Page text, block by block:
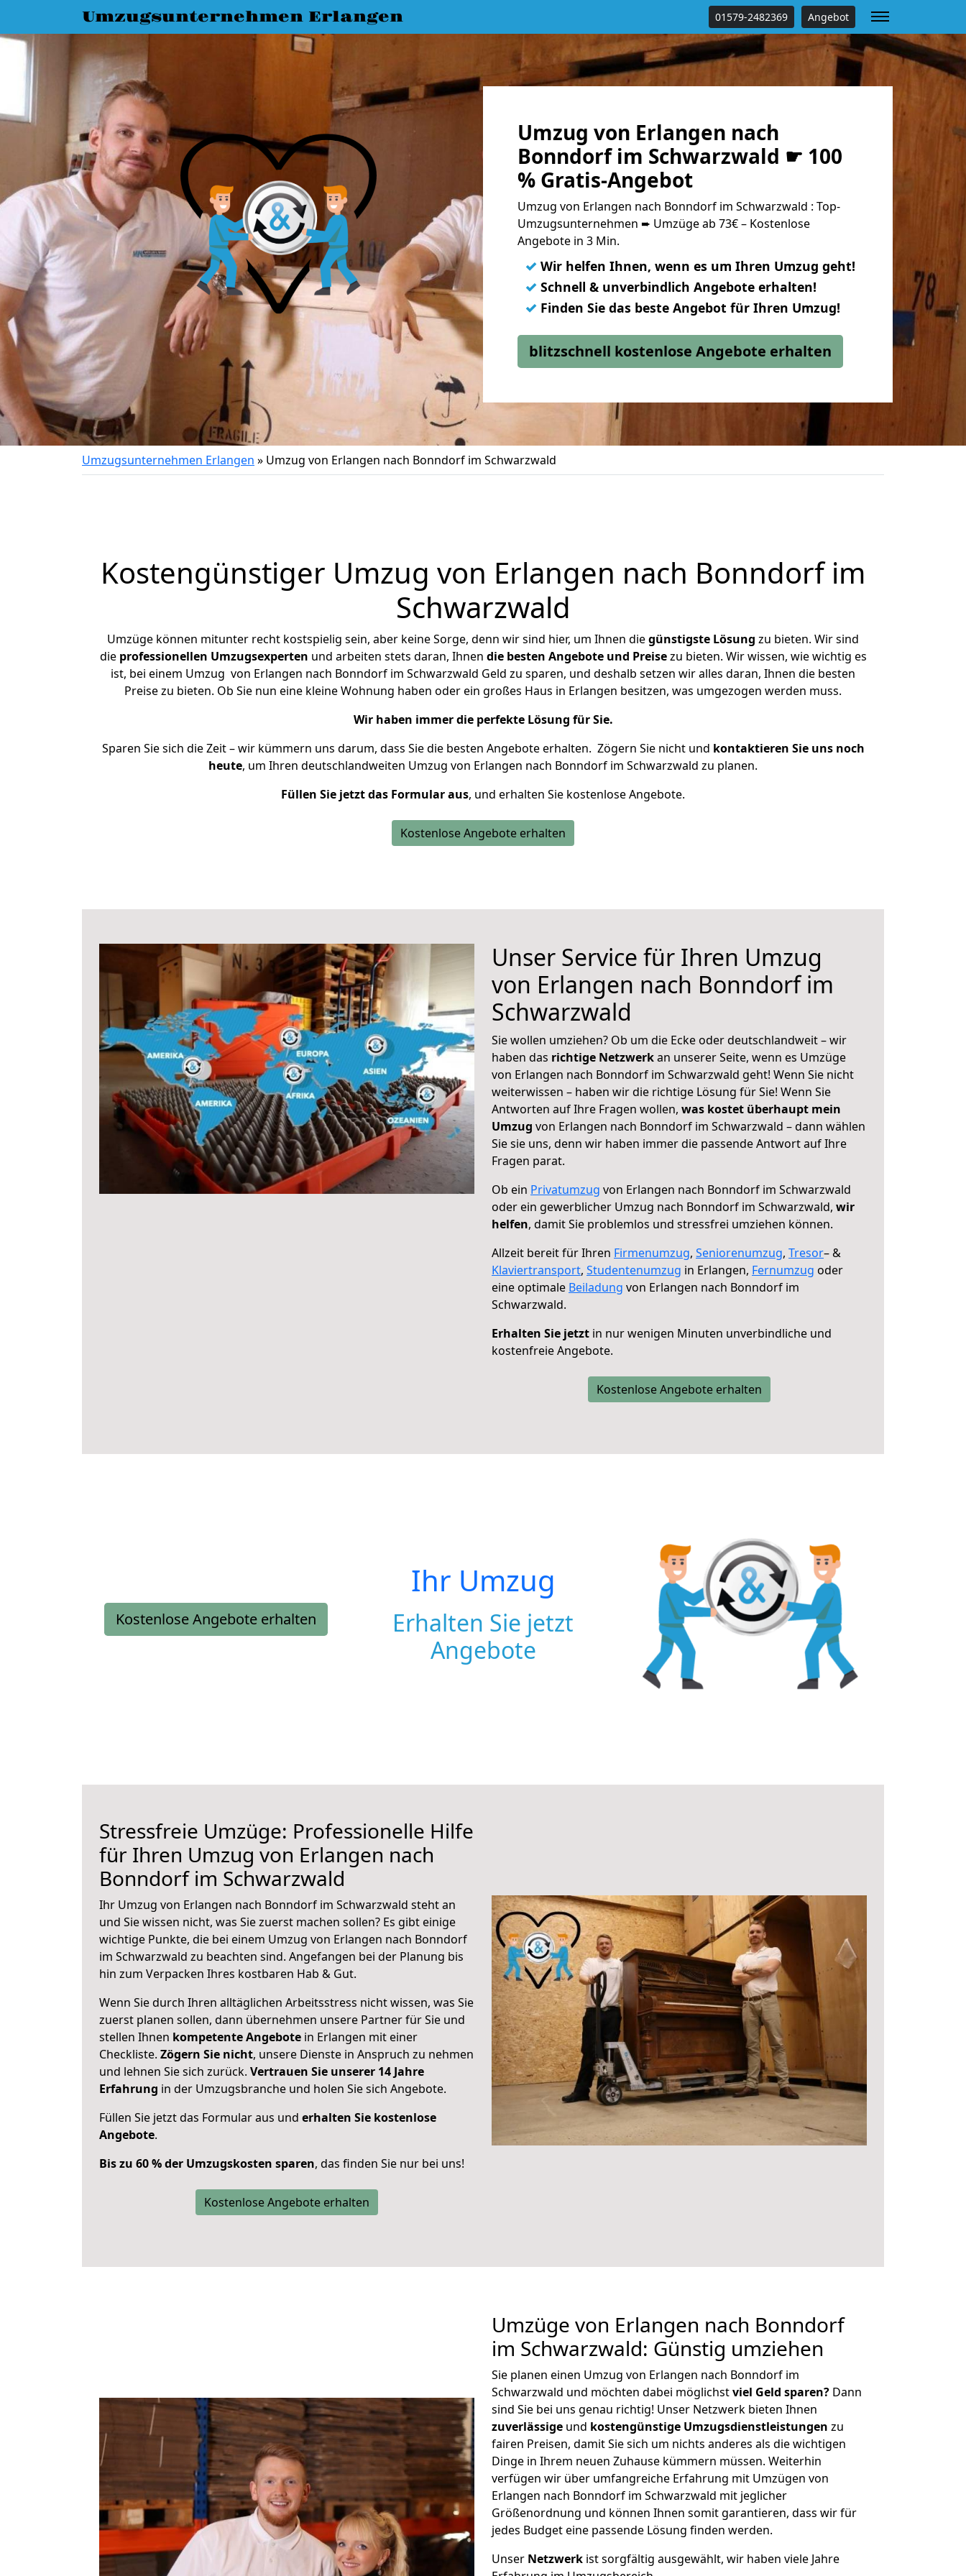
Umzugsunternehmen Erlangen 01579-2482369 Angebot
Umzug von Erlangen nach
Bonndorf im Schwarzwald ☛ 100
% Gratis-Angebot
Umzug von Erlangen nach Bonndorf im Schwarzwald : Top-
Umzugsunternehmen ➨ Umzüge ab 73€ – Kostenlose
Angebote in 3 Min.
✓ Wir helfen Ihnen, wenn es um Ihren Umzug geht!
✓ Schnell & unverbindlich Angebote erhalten!
✓ Finden Sie das beste Angebot für Ihren Umzug!
blitzschnell kostenlose Angebote erhalten
Umzugsunternehmen Erlangen » Umzug von Erlangen nach Bonndorf im Schwarzwald
Kostengünstiger Umzug von Erlangen nach Bonndorf im
Schwarzwald
Umzüge können mitunter recht kostspielig sein, aber keine Sorge, denn wir sind hier, um Ihnen diegünstigste Lösung zu bieten. Wir sind
die professionellen Umzugsexperten und arbeiten stets daran, Ihnen die besten Angebote und Preisezu bieten. Wir wissen, wie wichtig es
ist, bei einem Umzug von Erlangen nach Bonndorf im Schwarzwald Geld zu sparen, und deshalb setzen wir alles daran, Ihnen die besten
Preise zu bieten. Ob Sie nun eine kleine Wohnung haben oder ein großes Haus in Erlangen besitzen, was umgezogen werden muss.
Wir haben immer die perfekte Lösung für Sie.
Sparen Sie sich die Zeit – wir kümmern uns darum, dass Sie die besten Angebote erhalten. Zögern Sie nicht und kontaktieren Sie uns noch
heute, um Ihren deutschlandweiten Umzug von Erlangen nach Bonndorf im Schwarzwald zu planen.
Füllen Sie jetzt das Formular aus, und erhalten Sie kostenlose Angebote.
Kostenlose Angebote erhalten
Unser Service für Ihren Umzug
von Erlangen nach Bonndorf im
Schwarzwald
Sie wollen umziehen? Ob um die Ecke oder deutschlandweit – wir
haben das richtige Netzwerkan unserer Seite, wenn es Umzüge
von Erlangen nach Bonndorf im Schwarzwald geht! Wenn Sie nicht
weiterwissen – haben wir die richtige Lösung für Sie! Wenn Sie
Antworten auf Ihre Fragen wollen, was kostet überhaupt mein
Umzug von Erlangen nach Bonndorf im Schwarzwald – dann wählen
Sie sie uns, denn wir haben immer die passende Antwort auf Ihre
Fragen parat.
Ob ein Privatumzug von Erlangen nach Bonndorf im Schwarzwald
oder ein gewerblicher Umzug nach Bonndorf im Schwarzwald, wir
helfen, damit Sie problemlos und stressfrei umziehen können.
Allzeit bereit für Ihren Firmenumzug, Seniorenumzug, Tresor– &
Klaviertransport, Studentenumzug in Erlangen, Fernumzug oder
eine optimale Beiladung von Erlangen nach Bonndorf im
Schwarzwald.
Erhalten Sie jetzt in nur wenigen Minuten unverbindliche und
kostenfreie Angebote.
Kostenlose Angebote erhalten
Kostenlose Angebote erhalten
Ihr Umzug
Erhalten Sie jetzt
Angebote
Stressfreie Umzüge: Professionelle Hilfe
für Ihren Umzug von Erlangen nach
Bonndorf im Schwarzwald
Ihr Umzug von Erlangen nach Bonndorf im Schwarzwald steht an
und Sie wissen nicht, was Sie zuerst machen sollen? Es gibt einige
wichtige Punkte, die bei einem Umzug von Erlangen nach Bonndorf
im Schwarzwald zu beachten sind. Angefangen bei der Planung bis
hin zum Verpacken Ihres kostbaren Hab & Gut.
Wenn Sie durch Ihren alltäglichen Arbeitsstress nicht wissen, was Sie
zuerst planen sollen, dann übernehmen unsere Partner für Sie und
stellen Ihnen kompetente Angebote in Erlangen mit einer
Checkliste. Zögern Sie nicht, unsere Dienste in Anspruch zu nehmen
und lehnen Sie sich zurück. Vertrauen Sie unserer 14 Jahre
Erfahrung in der Umzugsbranche und holen Sie sich Angebote.
Füllen Sie jetzt das Formular aus und erhalten Sie kostenlose
Angebote.
Bis zu 60 % der Umzugskosten sparen, das finden Sie nur bei uns!
Kostenlose Angebote erhalten
Umzüge von Erlangen nach Bonndorf
im Schwarzwald: Günstig umziehen
Sie planen einen Umzug von Erlangen nach Bonndorf im
Schwarzwald und möchten dabei möglichstviel Geld sparen? Dann
sind Sie bei uns genau richtig! Unser Netzwerk bieten Ihnen
zuverlässige und kostengünstige Umzugsdienstleistungen zu
fairen Preisen, damit Sie sich um nichts anderes als die wichtigen
Dinge in Ihrem neuen Zuhause kümmern müssen. Weiterhin
verfügen wir über umfangreiche Erfahrung mit Umzügen von
Erlangen nach Bonndorf im Schwarzwald mit jeglicher
Größenordnung und können Ihnen somit garantieren, dass wir für
jedes Budget eine passende Lösung finden werden.
Unser Netzwerk ist sorgfältig ausgewählt, wir haben viele Jahre